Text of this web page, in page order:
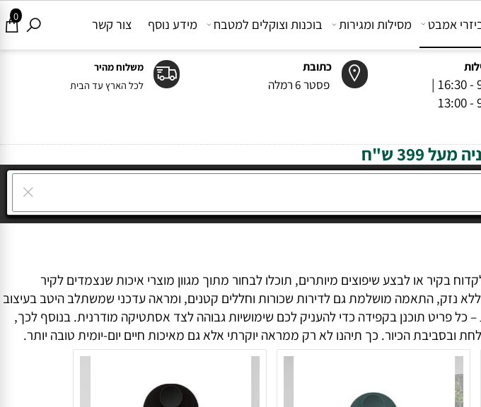
כתובת
פסטר 6 רמלה
משלוח מהיר
לכל הארץ עד הבית
0 אמבט מסילות ומגירות בוכנות וצוקלים למטבח מידע נוסף צור קשר
ש"ח
או לבצע שיפוצים מיותרים, תוכלו לבחור מתוך מגוון מוצרי איכות שנצמדים לקיר
התאמה מושלמת גם לדירות שכורות וחללים קטנים, ומראה עדכני שמשתלב היטב בעיצוב
תוכנן בקפידה כדי להעניק לכם שימושיות גבוהה לצד אסתטיקה מודרנית. בנוסף לכך,
הכיור. כך תיהנו לא רק ממראה יוקרתי אלא גם מאיכות חיים יום-יומית טובה יותר.